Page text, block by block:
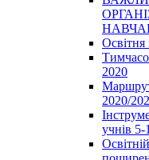
Освітня
2020
2020/
учнів 5-